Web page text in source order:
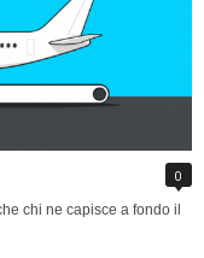
0
chi ne capisce a fondo il